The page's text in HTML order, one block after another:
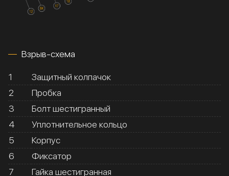
Взрыв-схема
1
Защитный колпачок
2
Пробка
3
Болт шестигранный
4
Уплотнительное кольцо
5
Корпус
6
Фиксатор
7
Гайка шестигранная